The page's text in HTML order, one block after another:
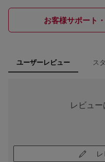
お客様サポート
ユーザーレビュー ス
レビュー